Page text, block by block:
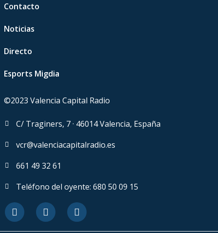
Contacto
Noticias
Directo
Esports Migdia
©2023 Valencia Capital Radio
C/ Traginers, 7 · 46014 Valencia, España
vcr@valenciacapitalradio.es
661 49 32 61
Teléfono del oyente: 680 50 09 15